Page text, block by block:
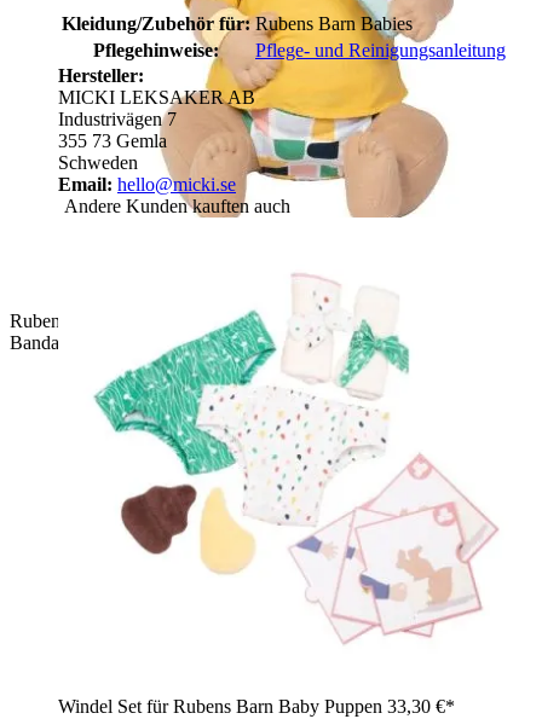
Rubens Barn Baby-Puppe mit Stoff-Thermometer und
Bandage aus dem Erste-Hilfe-Set
Kleidung/Zubehör für: Rubens Barn Babies
Pflegehinweise:
Pflege- und Reinigungsanleitung
Hersteller:
MICKI LEKSAKER AB
Industrivägen 7
355 73 Gemla
Schweden
Email: hello@micki.se
Andere Kunden kauften auch
Windel Set für Rubens Barn Baby Puppen 33,30 €*